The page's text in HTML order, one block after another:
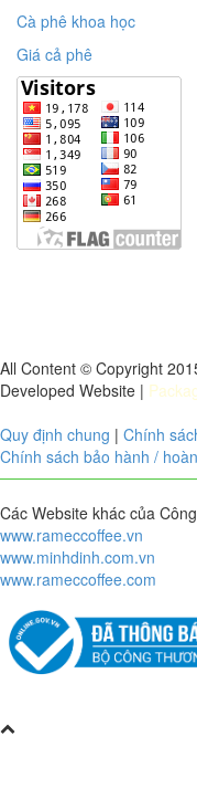
Cà phê khoa học
Giá cả phê
All Content © Copyright
Developed Website |
Quy định chung | Chính
Chính sách bảo hành /
Các Website khác của
www.rameccoffee.vn
www.minhdinh.com.vn
www.rameccoffee.com